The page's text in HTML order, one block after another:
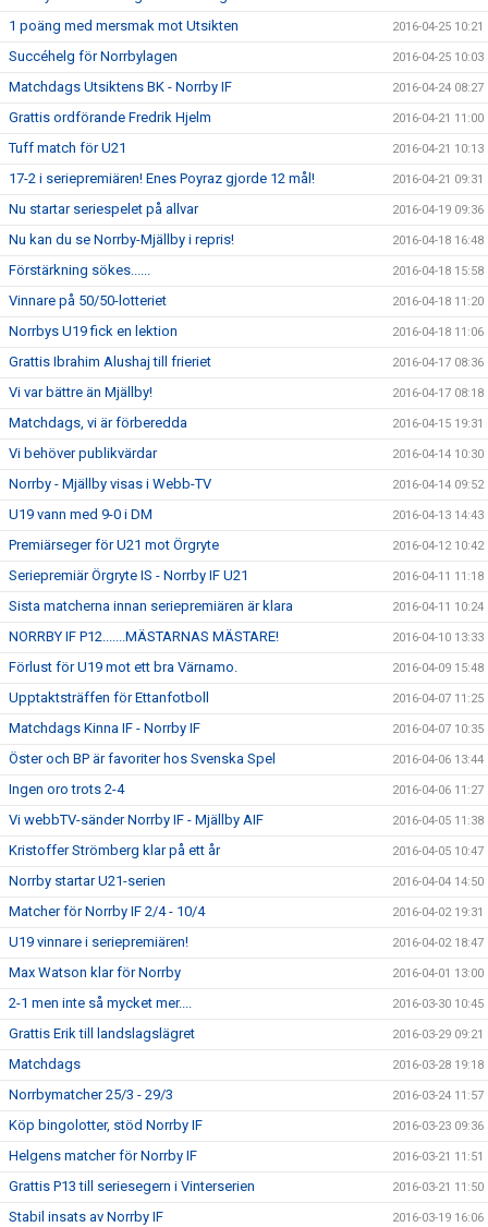
1 poäng med mersmak mot Utsikten 2016-04-25 10:21
Succéhelg för Norrbylagen 2016-04-25 10:03
Matchdags Utsiktens BK - Norrby IF 2016-04-24 08:27
Grattis ordförande Fredrik Hjelm 2016-04-21 11:00
Tuff match för U21 2016-04-21 10:13
17-2 i seriepremiären! Enes Poyraz gjorde 12 mål! 2016-04-21 09:31
Nu startar seriespelet på allvar 2016-04-19 09:36
Nu kan du se Norrby-Mjällby i repris! 2016-04-18 16:48
Förstärkning sökes...... 2016-04-18 15:58
Vinnare på 50/50-lotteriet 2016-04-18 11:20
Norrbys U19 fick en lektion 2016-04-18 11:06
Grattis Ibrahim Alushaj till frieriet 2016-04-17 08:36
Vi var bättre än Mjällby! 2016-04-17 08:18
Matchdags, vi är förberedda 2016-04-15 19:31
Vi behöver publikvärdar 2016-04-14 10:30
Norrby - Mjällby visas i Webb-TV 2016-04-14 09:52
U19 vann med 9-0 i DM 2016-04-13 14:43
Premiärseger för U21 mot Örgryte 2016-04-12 10:42
Seriepremiär Örgryte IS - Norrby IF U21 2016-04-11 11:18
Sista matcherna innan seriepremiären är klara 2016-04-11 10:24
NORRBY IF P12.......MÄSTARNAS MÄSTARE! 2016-04-10 13:33
Förlust för U19 mot ett bra Värnamo. 2016-04-09 15:48
Upptaktsträffen för Ettanfotboll 2016-04-07 11:25
Matchdags Kinna IF - Norrby IF 2016-04-07 10:35
Öster och BP är favoriter hos Svenska Spel 2016-04-06 13:44
Ingen oro trots 2-4 2016-04-06 11:27
Vi webbTV-sänder Norrby IF - Mjällby AIF 2016-04-05 11:38
Kristoffer Strömberg klar på ett år 2016-04-05 10:47
Norrby startar U21-serien 2016-04-04 14:50
Matcher för Norrby IF 2/4 - 10/4 2016-04-02 19:31
U19 vinnare i seriepremiären! 2016-04-02 18:47
Max Watson klar för Norrby 2016-04-01 13:00
2-1 men inte så mycket mer.... 2016-03-30 10:45
Grattis Erik till landslagslägret 2016-03-29 09:21
Matchdags 2016-03-28 19:18
Norrbymatcher 25/3 - 29/3 2016-03-24 11:57
Köp bingolotter, stöd Norrby IF 2016-03-23 09:36
Helgens matcher för Norrby IF 2016-03-21 11:51
Grattis P13 till seriesegern i Vinterserien 2016-03-21 11:50
Stabil insats av Norrby IF 2016-03-19 16:06